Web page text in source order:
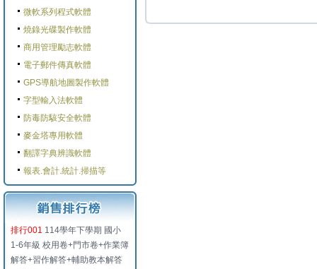
微軟系列程式軟體
燒錄光碟製作軟體
商用管理勵志軟體
電子郵件傳真軟體
GPS導航地圖製作軟體
字型輸入法軟體
防毒防駭安全軟體
麥金塔專用軟體
翻譯字典辨識軟體
報表.會計.統計.掃描等
排行001 114學年下學期 國小
1-6年級 校用卷+門市卷+作業簿
解答+習作解答+輔助教本解答